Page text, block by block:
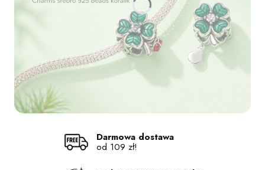
Darmowa dostawa
od 109 zł!